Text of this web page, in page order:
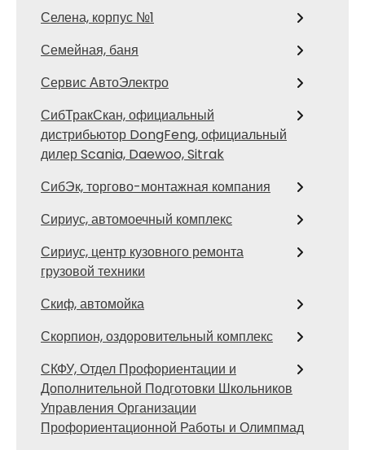
Селена, корпус №1
Семейная, баня
Сервис АвтоЭлектро
СибТракСкан, официальный
дистрибьютор DongFeng, официальный
дилер Scania, Daewoo, Sitrak
СибЭк, торгово-монтажная компания
Сириус, автомоечный комплекс
Сириус, центр кузовного ремонта
грузовой техники
Скиф, автомойка
Скорпион, оздоровительный комплекс
СКФУ, Отдел Профориентации и
Дополнительной Подготовки Школьников
Управления Организации
Профориентационной Работы и Олимпмад